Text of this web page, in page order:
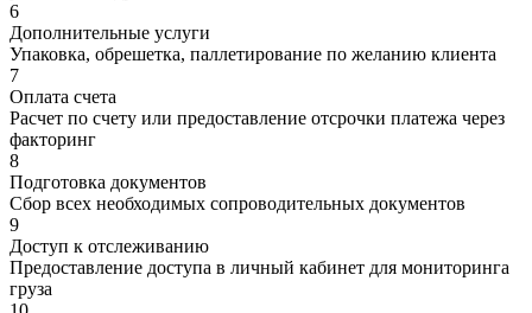
6
Дополнительные услуги
Упаковка, обрешетка, паллетирование по желанию клиента
7
Оплата счета
Расчет по счету или предоставление отсрочки платежа через
факторинг
8
Подготовка документов
Сбор всех необходимых сопроводительных документов
9
Доступ к отслеживанию
Предоставление доступа в личный кабинет для мониторинга
груза